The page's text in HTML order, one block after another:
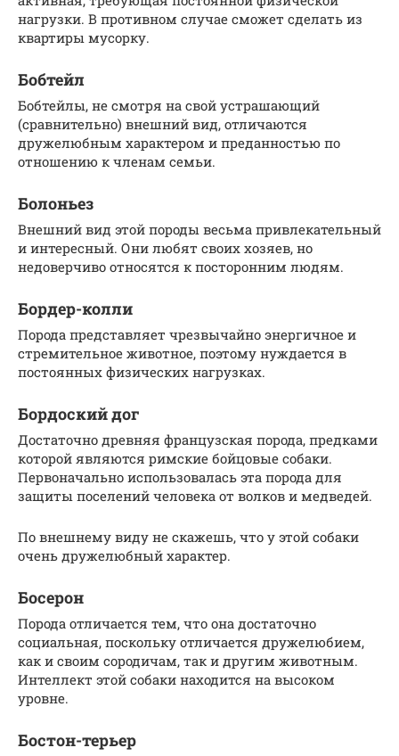
нагрузки. В противном случае сможет сделать из
квартиры мусорку.
Бобтейл
Бобтейлы, не смотря на свой устрашающий
(сравнительно) внешний вид, отличаются
дружелюбным характером и преданностью по
отношению к членам семьи.
Болоньез
Внешний вид этой породы весьма привлекательный
и интересный. Они любят своих хозяев, но
недоверчиво относятся к посторонним людям.
Бордер-колли
Порода представляет чрезвычайно энергичное и
стремительное животное, поэтому нуждается в
постоянных физических нагрузках.
Бордоский дог
Достаточно древняя французская порода, предками
которой являются римские бойцовые собаки.
Первоначально использовалась эта порода для
защиты поселений человека от волков и медведей.
По внешнему виду не скажешь, что у этой собаки
очень дружелюбный характер.
Босерон
Порода отличается тем, что она достаточно
социальная, поскольку отличается дружелюбием,
как и своим сородичам, так и другим животным.
Интеллект этой собаки находится на высоком
уровне.
Бостон-терьер